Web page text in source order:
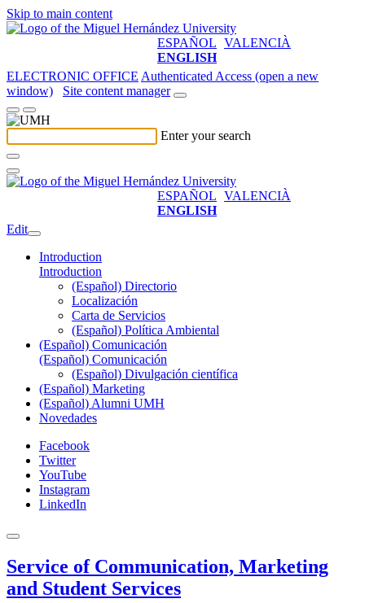
Skip to main content
ESPAÑOL VALENCIÀ
ENGLISH
ELECTRONIC OFFICE Authenticated Access (open a new
window)
Site content manager
Enter your search
ESPAÑOL VALENCIÀ
ENGLISH
Edit
Introduction
Introduction
(Español) Directorio
Localización
Carta de Servicios
(Español) Política Ambiental
(Español) Comunicación
(Español) Comunicación
(Español) Divulgación científica
(Español) Marketing
(Español) Alumni UMH
Novedades
Facebook
Twitter
YouTube
Instagram
LinkedIn
Service of Communication, Marketing
and Student Services